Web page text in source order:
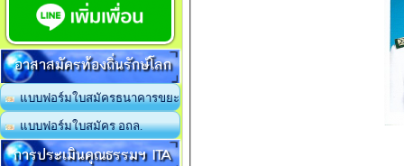
อาสาสมัครท้องถิ่นรักษ์โลก
แบบฟอร์มใบสมัครธนาคารขยะ
แบบฟอร์มใบสมัคร อถล.
การประเมินคุณธรรมฯ ITA